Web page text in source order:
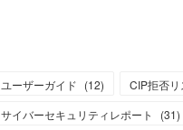
ユーザーガイド (12) CIP拒否リ
サイバーセキュリティレポート (31)